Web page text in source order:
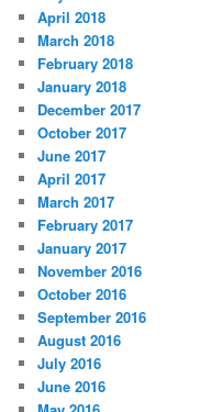
April 2018
March 2018
February 2018
January 2018
December 2017
October 2017
June 2017
April 2017
March 2017
February 2017
January 2017
November 2016
October 2016
September 2016
August 2016
July 2016
June 2016